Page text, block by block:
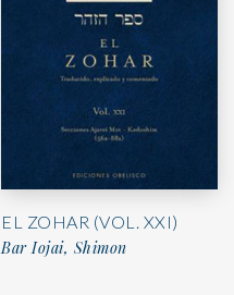
EL ZOHAR (VOL. XXI)
Bar Iojai, Shimon